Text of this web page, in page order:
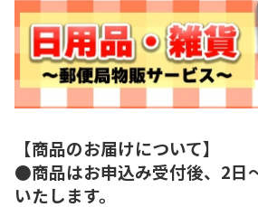
【商品のお届けについて】
●商品はお申込み受付後、2日
いたします。